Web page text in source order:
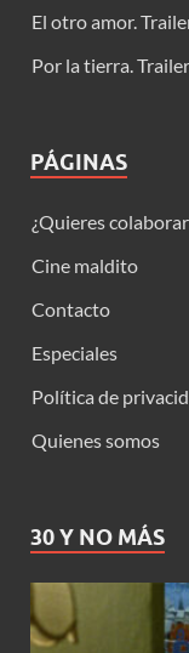
El otro amor.
Por la tierra.
PÁGINAS
¿Quieres
Cine maldito
Contacto
Especiales
Política de
Quienes somos
30 Y NO MÁS